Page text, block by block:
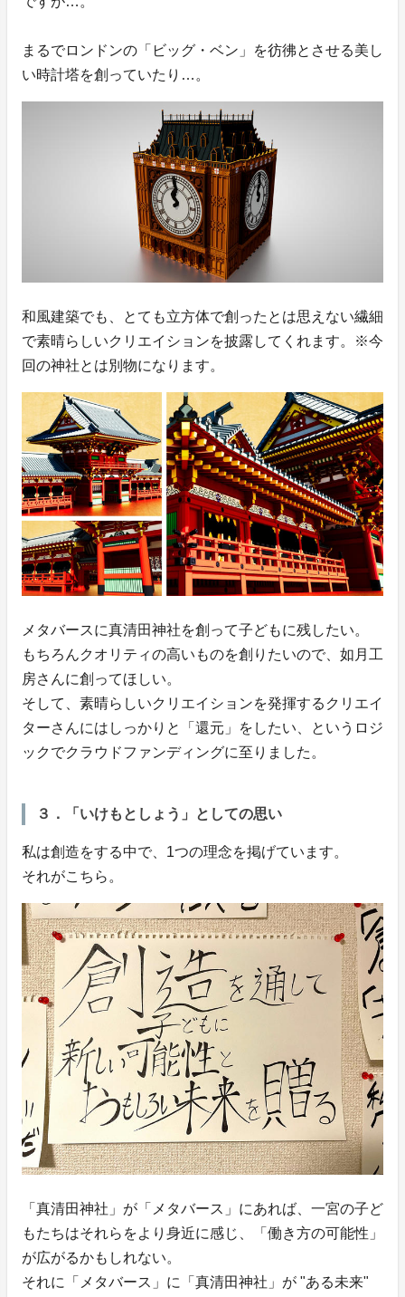
まるでロンドンの「ビッグ・ベン」を彷彿とさせる美し
い時計塔を創っていたり…。
和風建築でも、とても立方体で創ったとは思えない繊細
で素晴らしいクリエイションを披露してくれます。※今
回の神社とは別物になります。
メタバースに真清田神社を創って子どもに残したい。
もちろんクオリティの高いものを創りたいので、如月工
房さんに創ってほしい。
そして、素晴らしいクリエイションを発揮するクリエイ
ターさんにはしっかりと「還元」をしたい、というロジ
ックでクラウドファンディングに至りました。
３．「いけもとしょう」としての思い
私は創造をする中で、1つの理念を掲げています。
それがこちら。
「真清田神社」が「メタバース」にあれば、一宮の子ど
もたちはそれらをより身近に感じ、「働き方の可能性」
が広がるかもしれない。
それに「メタバース」に「真清田神社」が "ある未来"